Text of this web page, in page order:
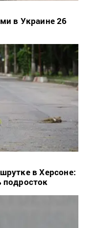
в Украине 26
в Херсоне:
подросток